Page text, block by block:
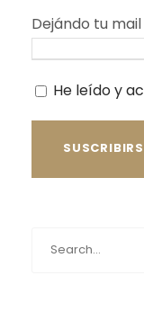
Dejándo tu mail
He leído y